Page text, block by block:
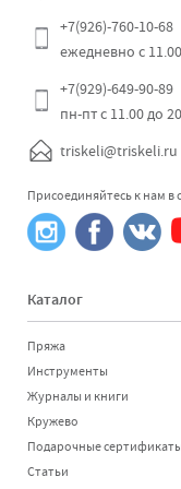
+7(926)-760-10-68
ежедневно с
+7(929)-649-90-89
пн-пт с 11.00 до
triskeli@triskeli.ru
Присоединяйтесь к нам в
Каталог
Пряжа
Инструменты
Журналы и книги
Кружево
Подарочные сертификаты
Статьи